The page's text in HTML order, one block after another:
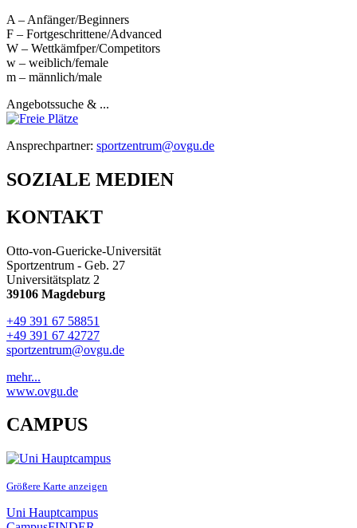
A – Anfänger/Beginners
F – Fortgeschrittene/Advanced
W – Wettkämfper/Competitors
w – weiblich/female
m – männlich/male
Angebotssuche & ...
Ansprechpartner: sportzentrum@ovgu.de
SOZIALE MEDIEN
KONTAKT
Otto-von-Guericke-Universität
Sportzentrum - Geb. 27
Universitätsplatz 2
39106 Magdeburg
+49 391 67 58851
+49 391 67 42727
sportzentrum@ovgu.de
mehr...
www.ovgu.de
CAMPUS
Größere Karte anzeigen
Uni Hauptcampus